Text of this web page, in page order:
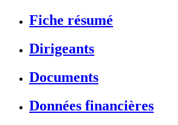
Fiche résumé
Dirigeants
Documents
Données financières